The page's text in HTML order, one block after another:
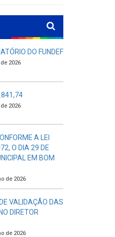
DO FUNDEF
2026
2026
A LEI
O DIA 29 DE
EM BOM
de 2026
VALIDAÇÃO DAS
DIRETOR
de 2026